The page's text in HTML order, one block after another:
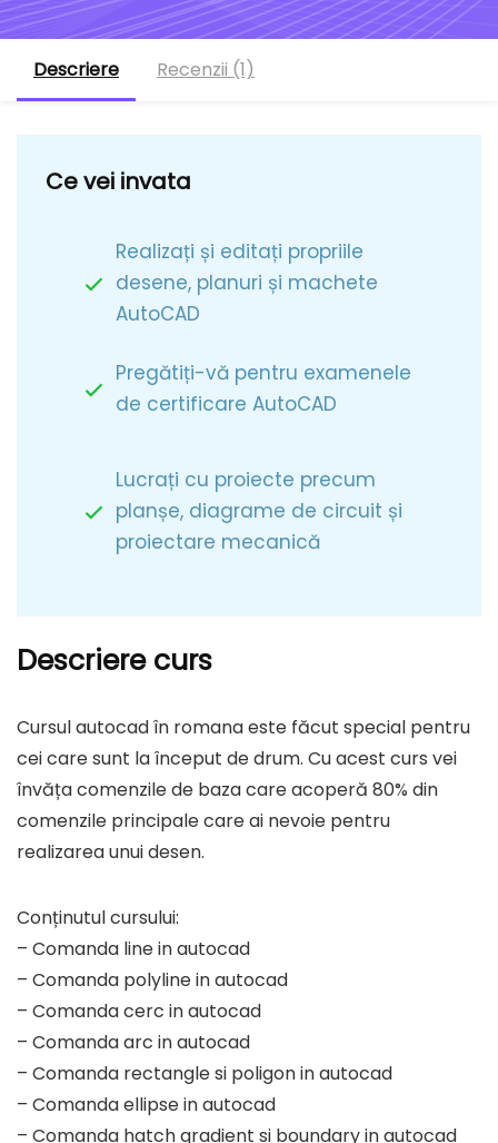
Descriere Recenzii (1)
Ce vei invata
Realizați și editați propriile
desene, planuri și machete
AutoCAD
Pregătiți-vă pentru examenele
de certificare AutoCAD
Lucrați cu proiecte precum
planșe, diagrame de circuit și
proiectare mecanică
Descriere curs
Cursul autocad în romana este făcut special pentru
cei care sunt la început de drum. Cu acest curs vei
învăța comenzile de baza care acoperă 80% din
comenzile principale care ai nevoie pentru
realizarea unui desen.
Conținutul cursului:
– Comanda line in autocad
– Comanda polyline in autocad
– Comanda cerc in autocad
– Comanda arc in autocad
– Comanda rectangle si poligon in autocad
– Comanda ellipse in autocad
– Comanda hatch gradient si boundary in autocad